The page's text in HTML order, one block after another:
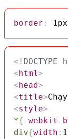
border :
<! DOCTYPE
<html>
<head>
<title>
<style>
*{ -webkit-
div{width :